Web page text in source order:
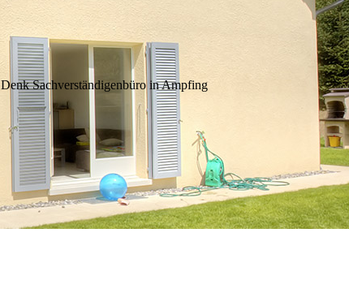
Denk Sachver­ständigen­büro in Ampfing